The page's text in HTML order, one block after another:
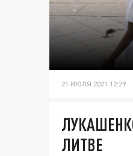
21 ИЮЛЯ 2021 12:29
ЛИТВЕ